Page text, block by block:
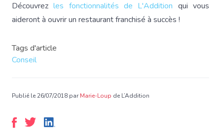
Découvrez les fonctionnalités de L'Addition qui vous
aideront à ouvrir un restaurant franchisé à succès !
Tags d'article
Conseil
Publié le 26/07/2018 parMarie-Loup de L’Addition